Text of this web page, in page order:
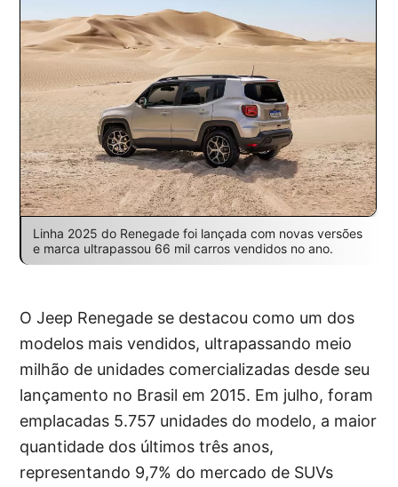
Linha 2025 do Renegade foi lançada com novas versões
e marca ultrapassou 66 mil carros vendidos no ano.
O Jeep Renegade se destacou como um dos
modelos mais vendidos, ultrapassando meio
milhão de unidades comercializadas desde seu
lançamento no Brasil em 2015. Em julho, foram
emplacadas 5.757 unidades do modelo, a maior
quantidade dos últimos três anos,
representando 9,7% do mercado de SUVs